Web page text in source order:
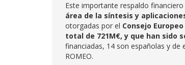
Este importante respaldo
área de la síntesis y
otorgadas por el Consejo
total de 721M€, y que han sido
financiadas, 14 son españolas y de
ROMEO.